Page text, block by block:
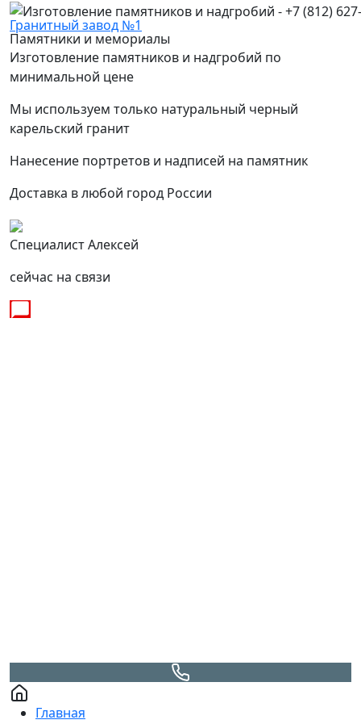
Гранитный завод №1
Памятники и мемориалы
Изготовление памятников и надгробий по
минимальной цене
Мы используем только натуральный черный
карельский гранит
Нанесение портретов и надписей на памятник
Доставка в любой город России
Специалист Алексей
сейчас на связи
Главная